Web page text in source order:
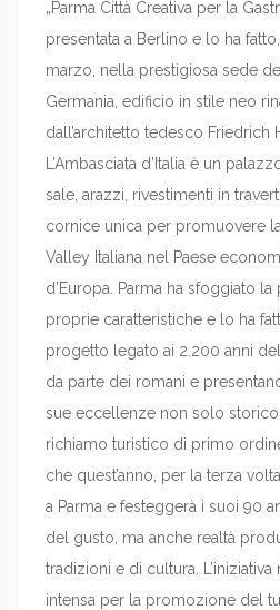
„Parma Città Creativa per la
presentata a Berlino e lo ha
marzo, nella prestigiosa sede
Germania, edificio in stile neo
dall’architetto tedesco Friedrich
L’Ambasciata d’Italia è un
sale, arazzi, rivestimenti in
cornice unica per promuovere
Valley Italiana nel Paese
d’Europa. Parma ha sfoggiato
proprie caratteristiche e lo ha
progetto legato ai 2.200 anni
da parte dei romani e
sue eccellenze non solo
richiamo turistico di primo
che quest’anno, per la terza
a Parma e festeggerà i suoi 90
del gusto, ma anche realtà
tradizioni e di cultura. L’iniziativa
intensa per la promozione del